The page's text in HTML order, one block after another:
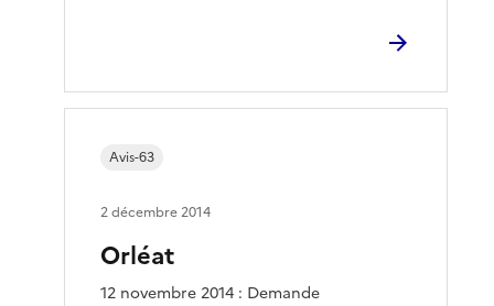
Orléat
12 novembre 2014 : Demande
Avis-63
2 décembre 2014